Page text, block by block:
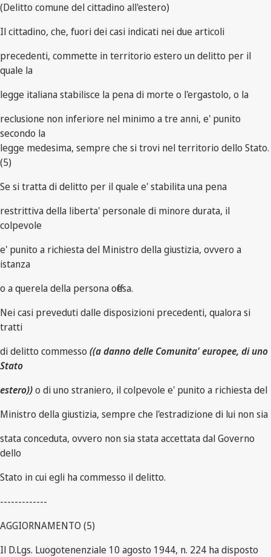
(Delitto comune del cittadino all'estero)
Il cittadino, che, fuori dei casi indicati nei due articoli
precedenti, commette in territorio estero un delitto per il
quale la
legge italiana stabilisce la pena di morte o l'ergastolo, o la
reclusione non inferiore nel minimo a tre anni, e' punito
secondo la
legge medesima, sempre che si trovi nel territorio dello Stato.
(5)
Se si tratta di delitto per il quale e' stabilita una pena
restrittiva della liberta' personale di minore durata, il
colpevole
e' punito a richiesta del Ministro della giustizia, ovvero a
istanza
o a querela della persona offesa.
Nei casi preveduti dalle disposizioni precedenti, qualora si
tratti
di delitto commesso ((a danno delle Comunita' europee, di uno
Stato
estero))o di uno straniero, il colpevole e' punito a richiesta del
Ministro della giustizia, sempre che l'estradizione di lui non sia
stata conceduta, ovvero non sia stata accettata dal Governo
dello
Stato in cui egli ha commesso il delitto.
-------------
AGGIORNAMENTO (5)
Il D.Lgs. Luogotenenziale 10 agosto 1944, n. 224 ha disposto